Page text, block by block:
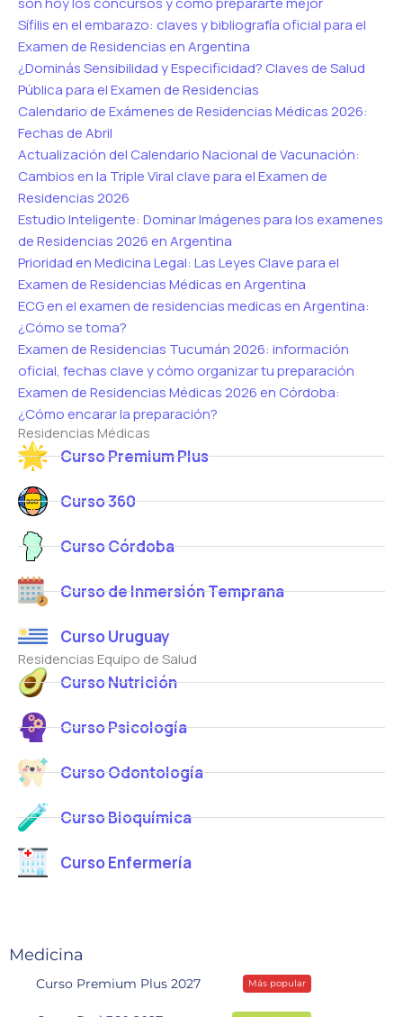
Sífilis en el embarazo: claves y bibliografía oficial para el
Examen de Residencias en Argentina
¿Dominás Sensibilidad y Especificidad? Claves de Salud
Pública para el Examen de Residencias
Calendario de Exámenes de Residencias Médicas 2026:
Fechas de Abril
Actualización del Calendario Nacional de Vacunación:
Cambios en la Triple Viral clave para el Examen de
Residencias 2026
Estudio Inteligente: Dominar Imágenes para los examenes
de Residencias 2026 en Argentina
Prioridad en Medicina Legal: Las Leyes Clave para el
Examen de Residencias Médicas en Argentina
ECG en el examen de residencias medicas en Argentina:
¿Cómo se toma?
Examen de Residencias Tucumán 2026: información
oficial, fechas clave y cómo organizar tu preparación
Examen de Residencias Médicas 2026 en Córdoba:
¿Cómo encarar la preparación?
Residencias Médicas
Curso Premium Plus
Curso 360
Curso Córdoba
Curso de Inmersión Temprana
Curso Uruguay
Residencias Equipo de Salud
Curso Nutrición
Curso Psicología
Curso Odontología
Curso Bioquímica
Curso Enfermería
Medicina
Curso Premium Plus 2027 Más popular